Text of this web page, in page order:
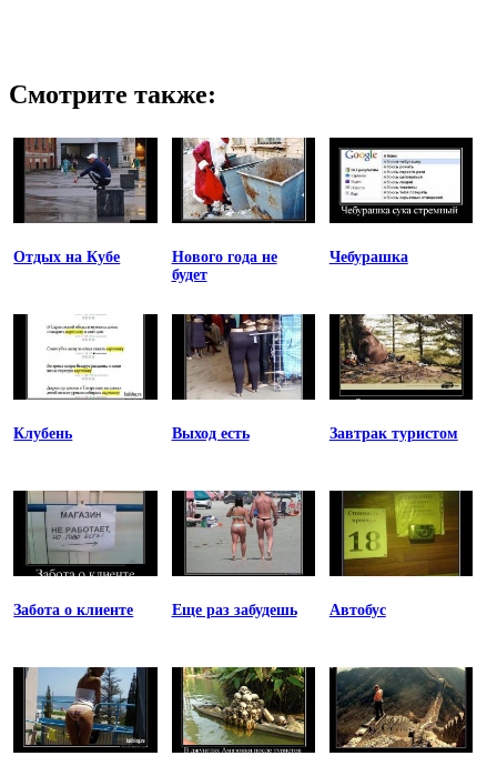
Смотрите также:
Отдых на Кубе
Нового года не
будет
Чебурашка
Клубень Выход есть Завтрак туристом
Забота о клиенте Еще раз забудешь Автобус